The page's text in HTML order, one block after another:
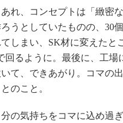
新型コロナ
れ、コンセプトは「緻密
うとしていたものの、30
しまい、SK材に変えたと
回るように。最後に、工場
て、できあがり。コマの
のこと。
の気持ちをコマに込め過